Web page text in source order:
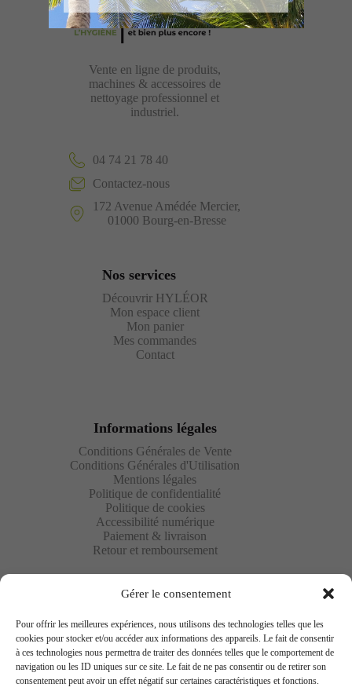
Gérer le consentement
Pour offrir les meilleures expériences, nous utilisons des technologies telles que les
cookies pour stocker et/ou accéder aux informations des appareils. Le fait de consentir
à ces technologies nous permettra de traiter des données telles que le comportement de
navigation ou les ID uniques sur ce site. Le fait de ne pas consentir ou de retirer son
consentement peut avoir un effet négatif sur certaines caractéristiques et fonctions.
Vente en ligne de produits,
machines & accessoires de
nettoyage professionnel et
industriel.
04 74 21 78 40
Contactez-nous
172 Avenue Amédée Mercier,
01000 Bourg-en-Bresse
Nos services
Découvrir HYLÉOR
Mon espace client
Mon panier
Mes commandes
Contact
Informations légales
Conditions Générales de Vente
Conditions Générales d'Utilisation
Mentions légales
Politique de confidentialité
Politique de cookies
Accessibilité numérique
Paiement & livraison
Retour et remboursement
Newsletter
Saisissez votre adresse e-mail ci-dessous et abonnez-vous à